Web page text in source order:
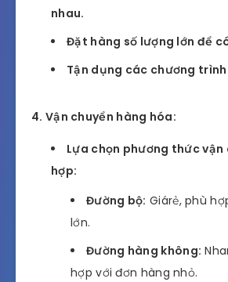
nhau.
Đặt hàng số lượng lớn để
Tận dụng các chương
4. Vận chuyển hàng hóa:
Lựa chọn phương thức vận
hợp:
Đường bộ: Giárẻ, phù
lớn.
Đường hàng không:
hợp với đơn hàng nhỏ.